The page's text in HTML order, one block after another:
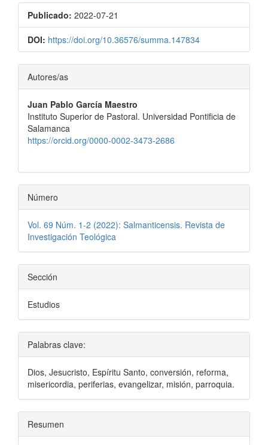
Publicado: 2022-07-21
DOI: https://doi.org/10.36576/summa.147834
Contenido
principal
del
artículo
Autores/as
Juan Pablo García Maestro
Instituto Superior de Pastoral. Universidad Pontificia de
Salamanca
https://orcid.org/0000-0002-3473-2686
Número
Vol. 69 Núm. 1-2 (2022): Salmanticensis. Revista de
Investigación Teológica
Sección
Estudios
Palabras clave:
Dios, Jesucristo, Espíritu Santo, conversión, reforma,
misericordia, periferias, evangelizar, misión, parroquia.
Resumen